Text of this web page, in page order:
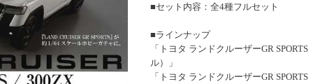
■セット内容：全4種フルセット
■ラインナップ
「トヨタ ランドクルーザーGR
ル）」
「トヨタ ランドクルーザーGR